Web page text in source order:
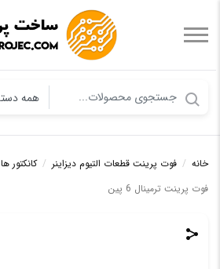
خانه / فوت پرینت قطعات التیوم دیزاینر / کانکتور ها
فوت پرینت ترمینال 6 پین